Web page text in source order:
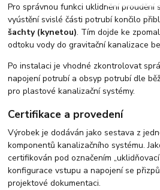
Pro správnou funkci uklidnění proudění
vyústění svislé části potrubí končilo
šachty (kynetou). Tím dojde ke
odtoku vody do gravitační kanalizace
Po instalaci je vhodné zkontrolovat
napojení potrubí a obsyp potrubí dle
pro plastové kanalizační systémy.
Certifikace a provedení
Výrobek je dodáván jako sestava z
komponentů kanalizačního systému.
certifikován pod označením
konfigurace vstupu a napojení se
projektové dokumentaci.